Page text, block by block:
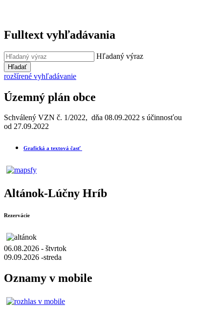
Fulltext vyhľadávania
Hľadaný výraz
Hľadať
rozšírené vyhľadávanie
Územný plán obce
Schválený VZN č. 1/2022, dňa 08.09.2022 s účinnosťou
od 27.09.2022
Grafická a textová časť
Altánok-Lúčny Hríb
Rezervácie
06.08.2026 - štvrtok
09.09.2026 -streda
Oznamy v mobile